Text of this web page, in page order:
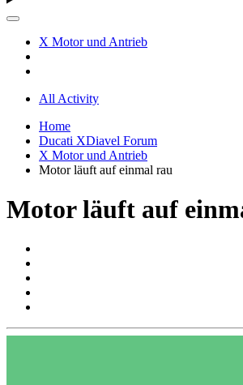
X Motor und Antrieb
All Activity
Home
Ducati XDiavel Forum
X Motor und Antrieb
Motor läuft auf einmal rau
Motor läuft auf